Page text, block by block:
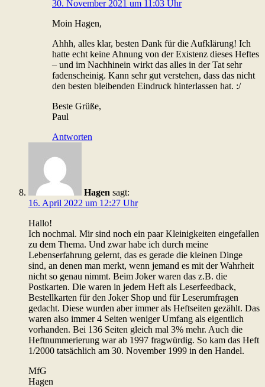
30. November 2021 um 11:03 Uhr
Moin Hagen,
Ahhh, alles klar, besten Dank für die Aufklärung! Ich
hatte echt keine Ahnung von der Existenz dieses Heftes
– und im Nachhinein wirkt das alles in der Tat sehr
fadenscheinig. Kann sehr gut verstehen, dass das nicht
den besten bleibenden Eindruck hinterlassen hat. :/
Beste Grüße,
Paul
Antworten
Hagen sagt:
16. April 2022 um 12:27 Uhr
Hallo!
Ich nochmal. Mir sind noch ein paar Kleinigkeiten eingefallen
zu dem Thema. Und zwar habe ich durch meine
Lebenserfahrung gelernt, das es gerade die kleinen Dinge
sind, an denen man merkt, wenn jemand es mit der Wahrheit
nicht so genau nimmt. Beim Joker waren das z.B. die
Postkarten. Die waren in jedem Heft als Leserfeedback,
Bestellkarten für den Joker Shop und für Leserumfragen
gedacht. Diese wurden aber immer als Heftseiten gezählt. Das
waren also immer 4 Seiten weniger Umfang als eigentlich
vorhanden. Bei 136 Seiten gleich mal 3% mehr. Auch die
Heftnummerierung war ab 1997 fragwürdig. So kam das Heft
1/2000 tatsächlich am 30. November 1999 in den Handel.
MfG
Hagen